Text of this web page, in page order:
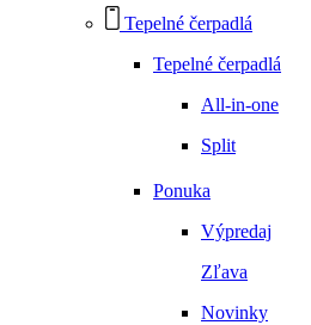
Tepelné čerpadlá
Tepelné čerpadlá
All-in-one
Split
Ponuka
Výpredaj
Zľava
Novinky